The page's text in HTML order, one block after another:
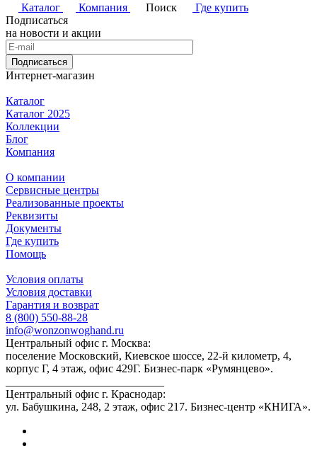
Каталог
Компания Поиск
Где купить
Подписаться
на новости и акции
Подписаться
Интернет-магазин
Каталог
Каталог 2025
Коллекции
Блог
Компания
О компании
Сервисные центры
Реализованные проекты
Реквизиты
Документы
Где купить
Помощь
Условия оплаты
Условия доставки
Гарантия и возврат
8 (800) 550-88-28
info@wonzonwoghand.ru
Центральный офис г. Москва:
поселение Московский, Киевское шоссе, 22-й километр, 4,
корпус Г, 4 этаж, офис 429Г. Бизнес-парк «Румянцево».
Центральный офис г. Краснодар:
ул. Бабушкина, 248, 2 этаж, офис 217. Бизнес-центр «КНИГА».